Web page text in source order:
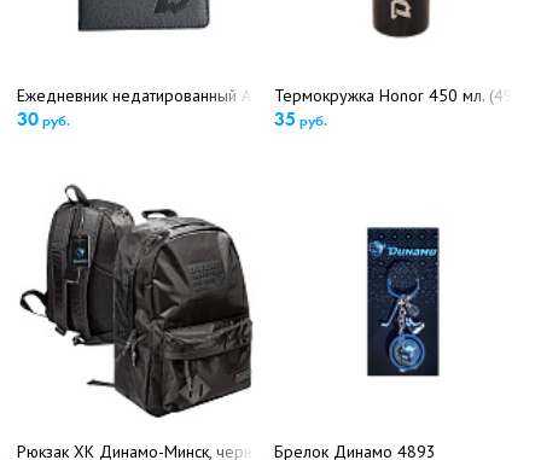
Ежедневник недатированный А5 (5747)
30руб.
Термокружка Honor 450 мл. (4965)
35 руб.
Рюкзак ХК Динамо-Минск, черн., 28380 (5204)
Брелок Динамо 4893